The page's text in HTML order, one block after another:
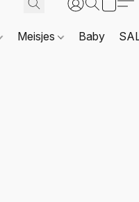
Meisjes Baby